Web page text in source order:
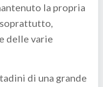
la propria
delle varie
di una grande